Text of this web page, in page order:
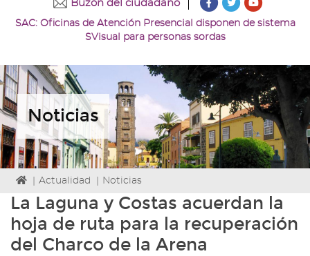
Buzón del ciudadano
Ir
a
página
de
Facebook
Ir
página
de
Twitter
Ir
canal
de
Youtube
SAC: Oficinas de Atención Presencial disponen de sistema
SVisual para personas sordas
Noticias
Icono
Home
para
ir
a
Actualidad Noticias
La Laguna y Costas acuerdan la
hoja de ruta para la recuperación
del Charco de la Arena